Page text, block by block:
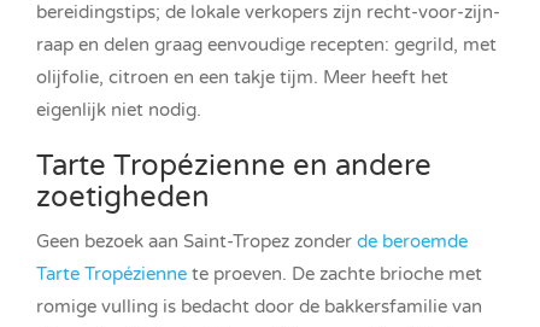
bereidingstips; de lokale verkopers zijn recht-voor-zijn-
raap en delen graag eenvoudige recepten: gegrild, met
olijfolie, citroen en een takje tijm. Meer heeft het
eigenlijk niet nodig.
Tarte Tropézienne en andere
zoetigheden
Geen bezoek aan Saint-Tropez zonder de beroemde
Tarte Tropézienne te proeven. De zachte brioche met
romige vulling is bedacht door de bakkersfamilie van